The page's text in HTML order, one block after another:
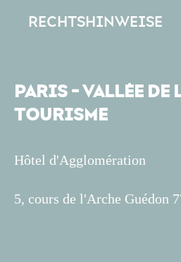
RECHTSHINWEISE
PARIS - VALLÉE DE
TOURISME
Hôtel d'Agglomération
5, cours de l'Arche Guédon